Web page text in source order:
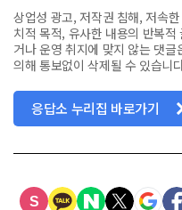
상업성 광고, 저작권 침해, 저속
치적 목적, 유사한 내용의 반복
거나 운영 취지에 맞지 않는 댓
의해 통보없이 삭제될 수 있습니
응답소 누리집 바로가기